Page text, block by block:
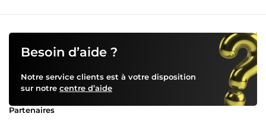
Besoin d’aide ?
Notre service clients est à votre disposition
sur notre centre d’aide
Partenaires